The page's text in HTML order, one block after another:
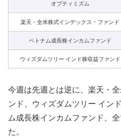
オプティミズム
楽天・全米株式インデックス・ファンド
ベトナム成長株インカムファンド
ウィズダムツリー インド株収益ファンド
今週は先週とは逆に、楽天・
ンド、ウィズダムツリー イン
ム成長株インカムファンド、
た。